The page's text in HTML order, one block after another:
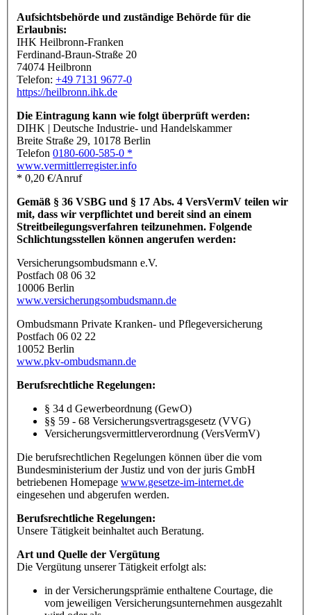
Aufsichtsbehörde und zuständige Behörde für die
Erlaubnis:
IHK Heilbronn-Franken
Ferdinand-Braun-Straße 20
74074 Heilbronn
Telefon: +49 7131 9677-0
https://heilbronn.ihk.de
Die Eintragung kann wie folgt überprüft werden:
DIHK | Deutsche Industrie- und Handelskammer
Breite Straße 29, 10178 Berlin
Telefon 0180-600-585-0 *
www.vermittlerregister.info
* 0,20 €/Anruf
Gemäß § 36 VSBG und § 17 Abs. 4 VersVermV teilen wir
mit, dass wir verpflichtet und bereit sind an einem
Streitbeilegungsverfahren teilzunehmen. Folgende
Schlichtungsstellen können angerufen werden:
Versicherungsombudsmann e.V.
Postfach 08 06 32
10006 Berlin
www.versicherungsombudsmann.de
Ombudsmann Private Kranken- und Pflegeversicherung
Postfach 06 02 22
10052 Berlin
www.pkv-ombudsmann.de
Berufsrechtliche Regelungen:
§ 34 d Gewerbeordnung (GewO)
§§ 59 - 68 Versicherungsvertragsgesetz (VVG)
Versicherungsvermittlerverordnung (VersVermV)
Die berufsrechtlichen Regelungen können über die vom
Bundesministerium der Justiz und von der juris GmbH
betriebenen Homepage www.gesetze-im-internet.de
eingesehen und abgerufen werden.
Berufsrechtliche Regelungen:
Unsere Tätigkeit beinhaltet auch Beratung.
Art und Quelle der Vergütung
Die Vergütung unserer Tätigkeit erfolgt als:
in der Versicherungsprämie enthaltene Courtage, die
vom jeweiligen Versicherungsunternehmen ausgezahlt